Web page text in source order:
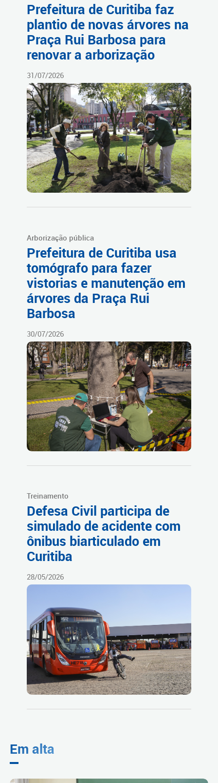
Prefeitura de Curitiba faz
plantio de novas árvores na
Praça Rui Barbosa para
renovar a arborização
31/07/2026
Arborização pública
Prefeitura de Curitiba usa
tomógrafo para fazer
vistorias e manutenção em
árvores da Praça Rui
Barbosa
30/07/2026
Treinamento
Defesa Civil participa de
simulado de acidente com
ônibus biarticulado em
Curitiba
28/05/2026
Em alta